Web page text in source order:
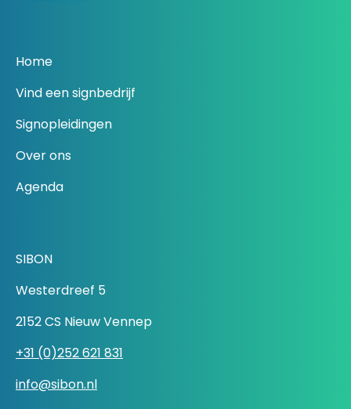
Home
Vind een signbedrijf
Signopleidingen
Over ons
Agenda
SIBON
Westerdreef 5
2152 CS Nieuw Vennep
+31 (0)252 621 831
info@sibon.nl